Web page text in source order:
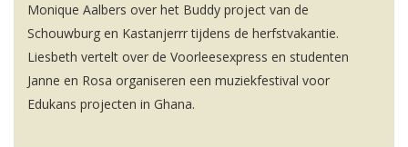
Monique Aalbers over het Buddy project van de
Schouwburg en Kastanjerrr tijdens de herfstvakantie.
Liesbeth vertelt over de Voorleesexpress en studenten
Janne en Rosa organiseren een muziekfestival voor
Edukans projecten in Ghana.